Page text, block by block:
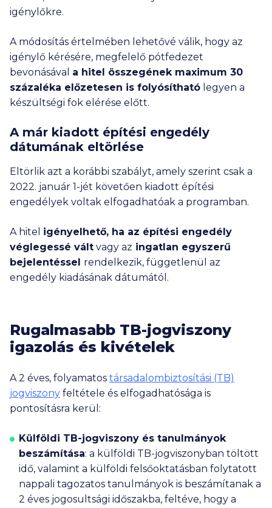
igénylőkre.
A módosítás értelmében lehetővé válik, hogy az
igénylő kérésére, megfelelő pótfedezet
bevonásával a hitel összegének maximum 30
százaléka előzetesen is folyósítható legyen a
készültségi fok elérése előtt.
A már kiadott építési engedély
dátumának eltörlése
Eltörlik azt a korábbi szabályt, amely szerint csak a
2022. január 1-jét követően kiadott építési
engedélyek voltak elfogadhatóak a programban.
A hitel igényelhető, ha az építési engedély
véglegessé vált vagy az ingatlan egyszerű
bejelentéssel rendelkezik, függetlenül az
engedély kiadásának dátumától.
Rugalmasabb TB-jogviszony
igazolás és kivételek
A 2 éves, folyamatos társadalombiztosítási (TB)
jogviszony feltétele és elfogadhatósága is
pontosításra kerül:
Külföldi TB-jogviszony és tanulmányok
beszámítása: a külföldi TB-jogviszonyban töltött
idő, valamint a külföldi felsőoktatásban folytatott
nappali tagozatos tanulmányok is beszámítanak a
2 éves jogosultsági időszakba, feltéve, hogy a